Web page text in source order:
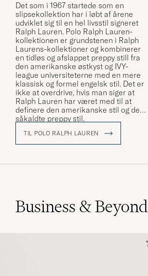
Det som i 1967 startede som en
slipsekollektion har i løbt af årene
udviklet sig til en hel livsstil signeret
Ralph Lauren. Polo Ralph Lauren-
kollektionen er grundstenen i Ralph
Laurens-kollektioner og kombinerer
en tidløs og afslappet preppy still fra
den amerikanske østkyst og IVY-
league universiteterne med en mere
klassisk og formel engelsk stil. Det er
ikke at overdrive, hvis man siger at
Ralph Lauren har været med til at
definere den amerikanske stil og den
såkaldte preppy stil.
TIL POLO RALPH LAUREN
Business & Beyond